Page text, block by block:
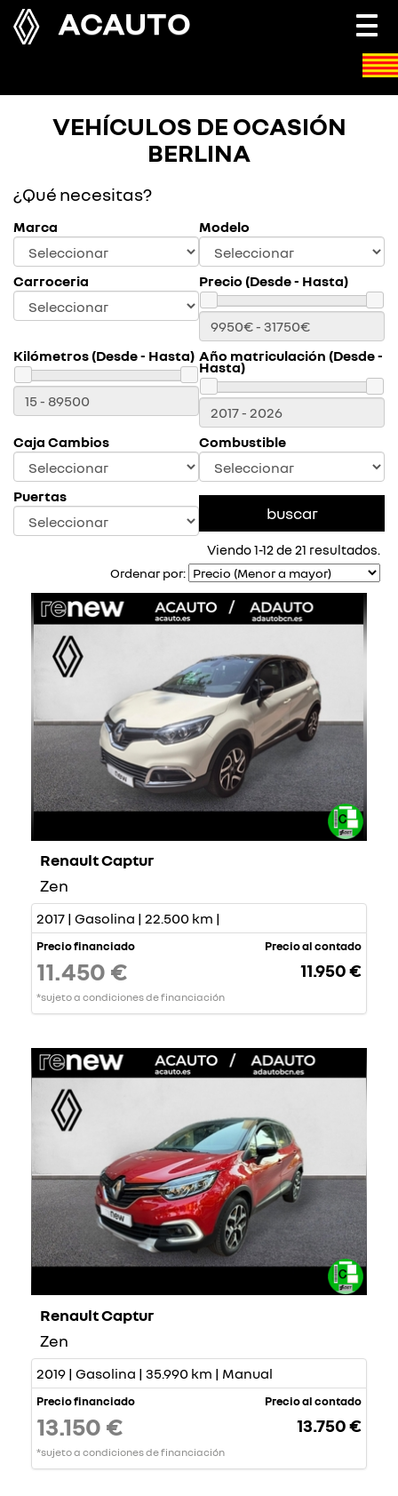
ACAUTO
VEHÍCULOS DE OCASIÓN
BERLINA
¿Qué necesitas?
Marca Modelo
Carroceria Precio (Desde - Hasta)
Kilómetros (Desde - Hasta) Año matriculación (Desde -
Hasta)
Caja Cambios Combustible
Puertas
Viendo 1-12 de 21 resultados.
Ordenar por:
Renault Captur
Zen
2017 | Gasolina | 22.500 km |
Precio financiado
11.450 €
*sujeto a condiciones de financiación
Precio al contado
11.950 €
Renault Captur
Zen
2019 | Gasolina | 35.990 km | Manual
Precio financiado
13.150 €
*sujeto a condiciones de financiación
Precio al contado
13.750 €